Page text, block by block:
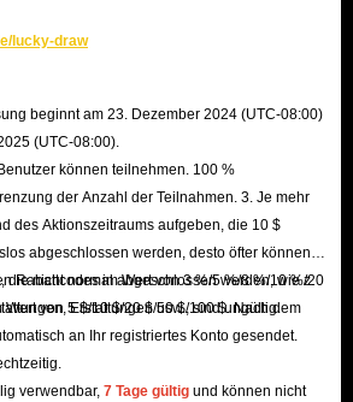
lucky-draw
beginnt am 23. Dezember 2024 (UTC-08:00)
(UTC-08:00).
können teilnehmen. 100 %
der Anzahl der Teilnahmen. 3. Je mehr
des Aktionszeitraums aufgeben, die 10 $
abgeschlossen werden, desto öfter können
die nicht normal abgeschlossen werden, wie z.
Erstattungen usw., sind ungültig.
Rabattcodes im Wert von 3 %/5 %/8 %/10 %/20
von 5 $/10 $/20 $/50 $/100 $. Nach dem
an Ihr registriertes Konto gesendet.
verwendbar, 7 Tage gültig und können nicht